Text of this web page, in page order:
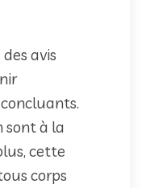
avis
sont à la
cette
corps